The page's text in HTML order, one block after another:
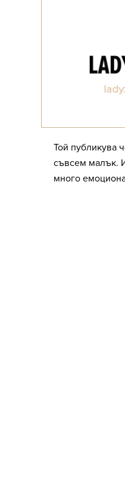
Той публикува
съвсем малък.
много